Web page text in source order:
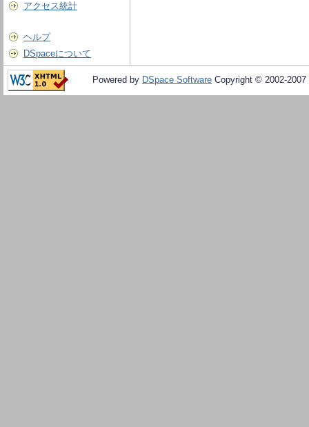
アクセス統計
ヘルプ
DSpaceについて
Powered by DSpace Software Copyright © 2002-2007